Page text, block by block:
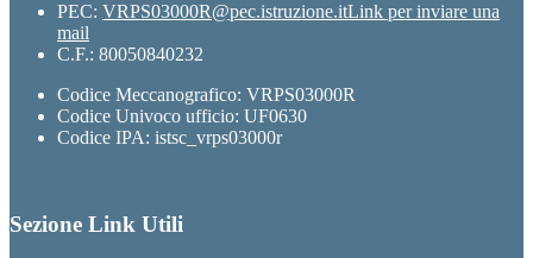
PEC: VRPS03000R@pec.istruzione.itLink per inviare una
mail
C.F.: 80050840232
Codice Meccanografico: VRPS03000R
Codice Univoco ufficio: UF0630
Codice IPA: istsc_vrps03000r
Sezione Link Utili